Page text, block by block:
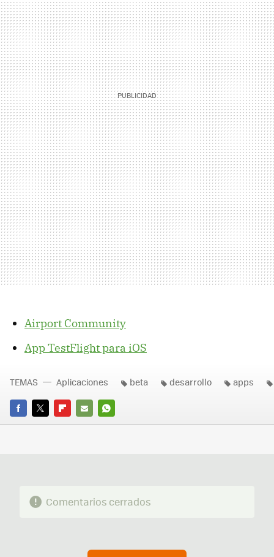
Airport Community
App TestFlight para iOS
FACEBOOK
TWITTERFLIPBOARD
E-
WHATSAPP
TEMAS Aplicaciones beta desarrollo apps
Comentarios cerrados